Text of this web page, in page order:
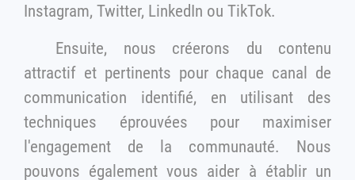
Instagram, Twitter, LinkedIn ou TikTok.
Ensuite, nous créerons du contenu
attractif et pertinents pour chaque canal de
communication identifié, en utilisant des
techniques éprouvées pour maximiser
l'engagement de la communauté. Nous
pouvons également vous aider à établir un